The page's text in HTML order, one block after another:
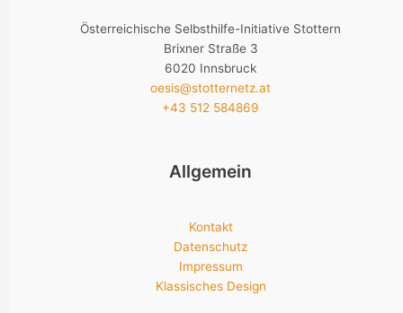
Österreichische Selbsthilfe-Initiative Stottern
Brixner Straße 3
6020 Innsbruck
oesis@stotternetz.at
+43 512 584869
Allgemein
Kontakt
Datenschutz
Impressum
Klassisches Design